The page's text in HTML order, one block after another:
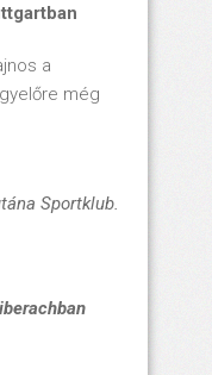
a
még
Sportklub.